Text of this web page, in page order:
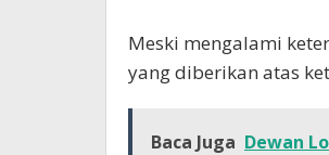
Meski mengalami
yang diberikan atas
Baca Juga Dewan